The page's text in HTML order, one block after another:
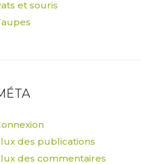
et souris
des publications
des commentaires